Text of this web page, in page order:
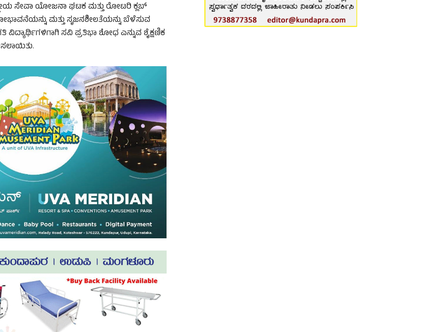
ಸೇವಾ ಯೋಜನಾ ಘಟಕ ಮತ್ತು ರೋಟರಿ ಕ್ಲಬ್
ಮತ್ತು ಸೃಜನಶೀಲತೆಯನ್ನು ಬೆಳೆಸುವ
ಸವಿ ಪ್ರತಿಭಾ ಶೋಧ ಎನ್ನುವ ಶೈಕ್ಷಣಿಕ